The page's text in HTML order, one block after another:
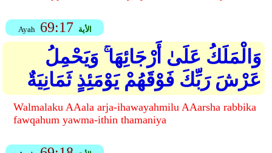
Ayah 69:17 الأية
وَالْمَلَكُ عَلَىٰ أَرْجَائِهَا ۚ وَيَحْمِلُ
عَرْشَ رَبِّكَ فَوْقَهُمْ يَوْمَئِذٍ ثَمَانِيَةٌ
Walmalaku AAala arja-ihawayahmilu AAarsha rabbika
fawqahum yawma-ithin thamaniya